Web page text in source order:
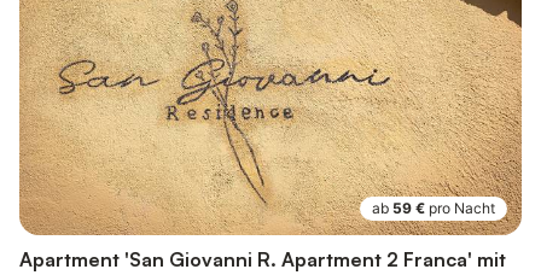
ab 59 € pro Nacht
Apartment 'San Giovanni R. Apartment 2 Franca' mit